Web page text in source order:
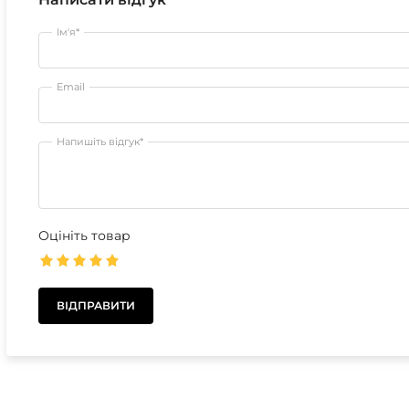
Ім'я*
Email
Напишіть відгук*
Оцініть товар